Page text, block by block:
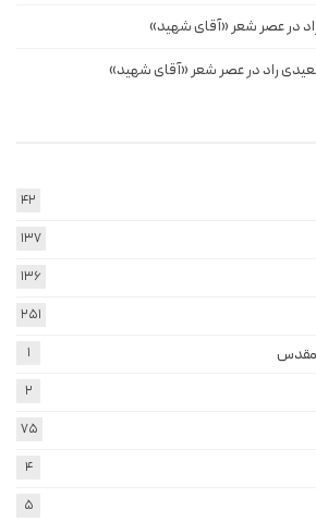
در عصر شعر «آقای شهید»
راد در عصر شعر «آقای شهید»
42
137
136
251
مقدس 1
2
75
4
5